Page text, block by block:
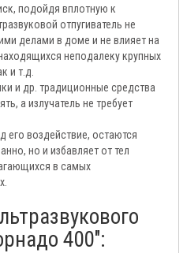
подойдя вплотную к
отпугиватель не
делами в доме и не влияет на
неподалеку крупных
и т.д.
и др. традиционные средства
а излучатель не требует
его воздействие, остаются
но и избавляет от тел
в самых
400":